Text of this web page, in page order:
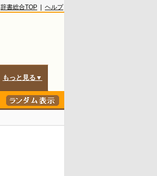
辞書総合TOP ヘルプ
もっと見る▼